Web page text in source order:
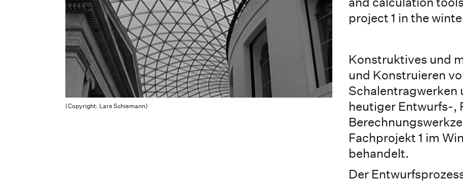
(Copyright: Lars Schiemann)
project 1 in the
Konstruktives und
und Konstruieren
Schalentragwerken
heutiger Entwurfs-,
Fachprojekt 1 im
behandelt.
Der